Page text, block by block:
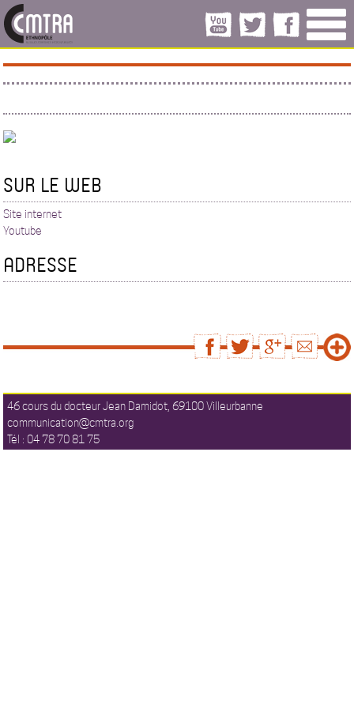
SUR LE WEB
Site internet
Youtube
ADRESSE
46 cours du docteur Jean Damidot, 69100 Villeurbanne
communication@cmtra.org
Tél : 04 78 70 81 75